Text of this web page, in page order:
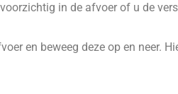
in de afvoer of u de
en beweeg deze op en neer.